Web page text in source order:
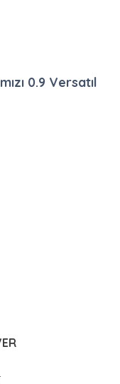
0.9 Versatıl